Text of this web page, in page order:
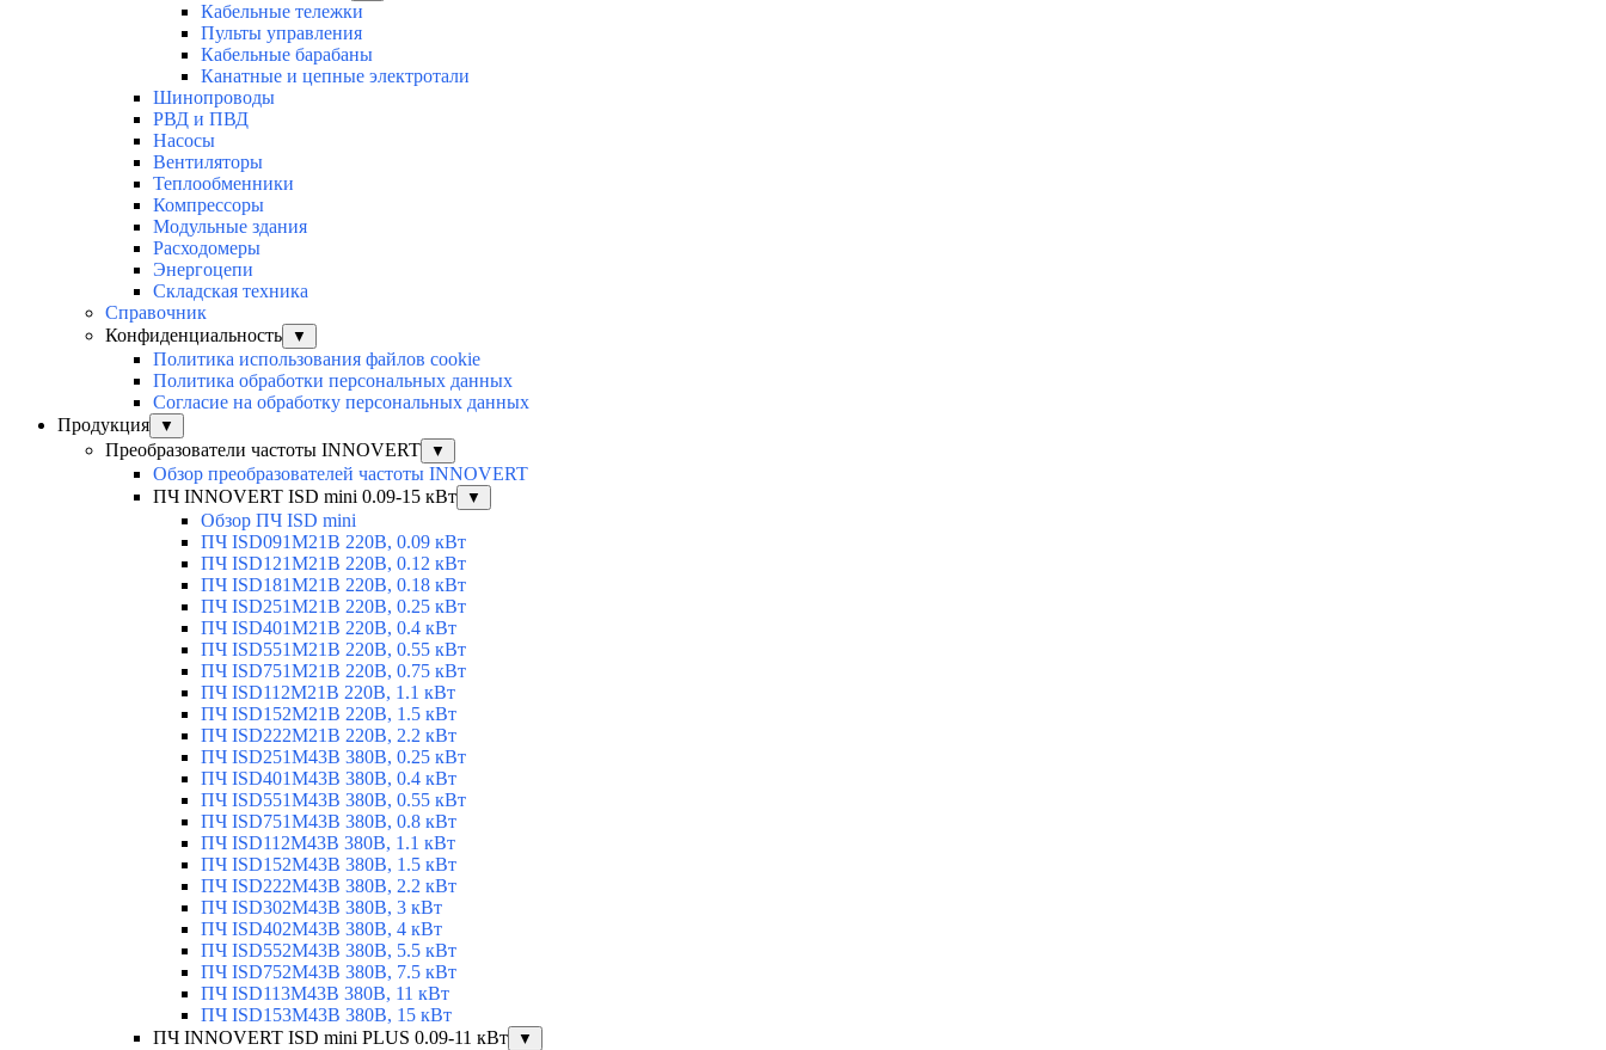
Кабельные тележки
Пульты управления
Кабельные барабаны
Канатные и цепные электротали
Шинопроводы
РВД и ПВД
Насосы
Вентиляторы
Теплообменники
Компрессоры
Модульные здания
Расходомеры
Энергоцепи
Складская техника
Справочник
Конфиденциальность
▼
Политика использования файлов cookie
Политика обработки персональных данных
Согласие на обработку персональных данных
Продукция
▼
Преобразователи частоты INNOVERT ▼
Обзор преобразователей частоты INNOVERT
ПЧ INNOVERT ISD mini 0.09-15 кВт
▼
Обзор ПЧ ISD mini
ПЧ ISD091M21B 220В, 0.09 кВт
ПЧ ISD121M21B 220В, 0.12 кВт
ПЧ ISD181M21B 220В, 0.18 кВт
ПЧ ISD251M21B 220В, 0.25 кВт
ПЧ ISD401M21B 220В, 0.4 кВт
ПЧ ISD551M21B 220В, 0.55 кВт
ПЧ ISD751M21B 220В, 0.75 кВт
ПЧ ISD112M21B 220В, 1.1 кВт
ПЧ ISD152M21B 220В, 1.5 кВт
ПЧ ISD222M21B 220В, 2.2 кВт
ПЧ ISD251M43B 380В, 0.25 кВт
ПЧ ISD401M43B 380В, 0.4 кВт
ПЧ ISD551M43B 380В, 0.55 кВт
ПЧ ISD751M43B 380В, 0.8 кВт
ПЧ ISD112M43B 380В, 1.1 кВт
ПЧ ISD152M43B 380В, 1.5 кВт
ПЧ ISD222M43B 380В, 2.2 кВт
ПЧ ISD302M43B 380В, 3 кВт
ПЧ ISD402M43B 380В, 4 кВт
ПЧ ISD552M43B 380В, 5.5 кВт
ПЧ ISD752M43B 380В, 7.5 кВт
ПЧ ISD113M43B 380В, 11 кВт
ПЧ ISD153M43B 380В, 15 кВт
ПЧ INNOVERT ISD mini PLUS 0.09-11 кВт
▼